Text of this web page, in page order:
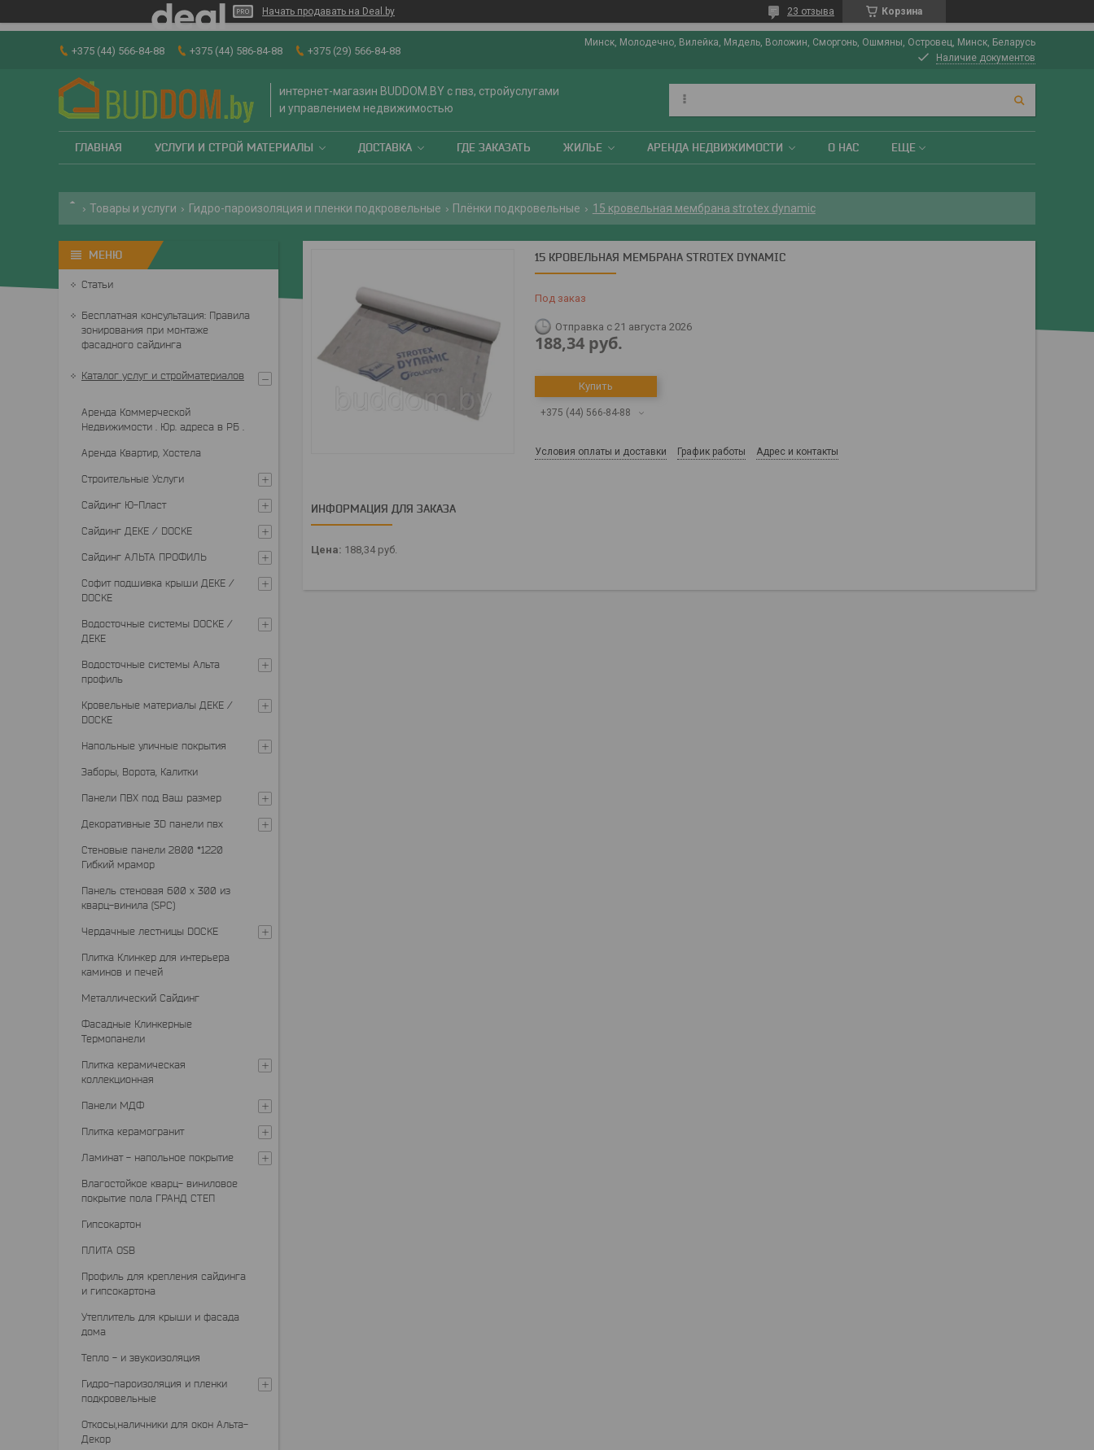
Начать продавать на Deal.by Корзина
23 отзыва
+375 (44) 566-84-88 +375 (44) 586-84-88 +375 (29) 566-84-88
Минск, Молодечно, Вилейка, Мядель, Воложин, Сморгонь, Ошмяны, Островец, Минск, Беларусь
Наличие документов
интернет-магазин BUDDOM.BY с пвз, стройуслугами
и управлением недвижимостью
ГЛАВНАЯ УСЛУГИ И СТРОЙ МАТЕРИАЛЫ ДОСТАВКА ГДЕ ЗАКАЗАТЬ ЖИЛЬЕ АРЕНДА НЕДВИЖИМОСТИ О НАС ЕЩЕ
Товары и услуги Гидро-пароизоляция и пленки подкровельные Плёнки подкровельные 15 кровельная мембрана strotex dynamic
15 КРОВЕЛЬНАЯ МЕМБРАНА STROTEX DYNAMIC
Под заказ
Отправка с 21 августа 2026
188,34 руб.
Купить
+375 (44) 566-84-88
Условия оплаты и доставки График работы Адрес и контакты
ИНФОРМАЦИЯ ДЛЯ ЗАКАЗА
Цена: 188,34 руб.
Статьи
Бесплатная консультация: Правила
зонирования при монтаже
фасадного сайдинга
Каталог услуг и стройматериалов
Аренда Коммерческой
Недвижимости . Юр. адреса в РБ .
Аренда Квартир, Хостела
Строительные Услуги
Сайдинг Ю-Пласт
Сайдинг ДЕКЕ / DOCKE
Сайдинг АЛЬТА ПРОФИЛЬ
Софит подшивка крыши ДЕКЕ /
DOCKE
Водосточные системы DOCKE /
ДЕКЕ
Водосточные системы Альта
профиль
Кровельные материалы ДЕКЕ /
DOCKE
Напольные уличные покрытия
Заборы, Ворота, Калитки
Панели ПВХ под Ваш размер
Декоративные 3D панели пвх
Стеновые панели 2800 *1220
Гибкий мрамор
Панель стеновая 600 х 300 из
кварц-винила (SPC)
Чердачные лестницы DOCKE
Плитка Клинкер для интерьера
каминов и печей
Металлический Сайдинг
Фасадные Клинкерные
Термопанели
Плитка керамическая
коллекционная
Панели МДФ
Плитка керамогранит
Ламинат - напольное покрытие
Влагостойкое кварц- виниловое
покрытие пола ГРАНД СТЕП
Гипсокартон
ПЛИТА OSB
Профиль для крепления сайдинга
и гипсокартона
Утеплитель для крыши и фасада
дома
Тепло - и звукоизоляция
Гидро-пароизоляция и пленки
подкровельные
Откосы,наличники для окон Альта-
Декор